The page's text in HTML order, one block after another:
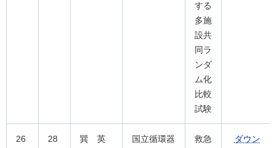
する
多施
設共
同ラ
ンダ
ム化
比較
試験
26 28
巽 英
国立循環器
救急
ダウン